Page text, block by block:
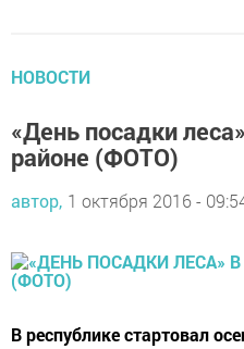
НОВОСТИ
«День посадки
районе (ФОТО)
автор, 1 октября 2016 -
В республике стартовал